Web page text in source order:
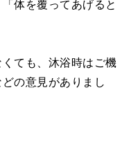
体を覆ってあげると
ても、沐浴時はご機
の意見がありまし